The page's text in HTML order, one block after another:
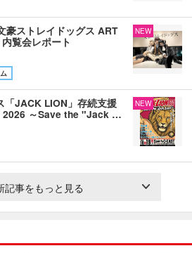
豪ストレイドッグス ART
覧会レポート
NEW
「JACK LION」存続支援
2026 ～Save the "Jack …
NEW
記事をもっと見る